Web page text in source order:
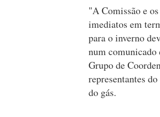
"A Comissão e
imediatos em
para o inverno
num comunicado
Grupo de
representantes
do gás.